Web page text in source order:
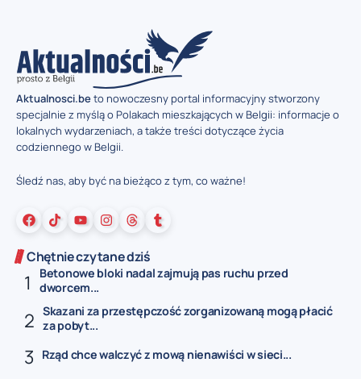
Aktualnosci.beto nowoczesny portal informacyjny stworzony
specjalnie z myślą o Polakach mieszkających w Belgii: informacje o
lokalnych wydarzeniach, a także treści dotyczące życia
codziennego w Belgii.
Śledź nas, aby być na bieżąco z tym, co ważne!
Chętnie czytane dziś
Betonowe bloki nadal zajmują pas ruchu przed
dworcem...
Skazani za przestępczość zorganizowaną mogą płacić
za pobyt...
Rząd chce walczyć z mową nienawiści w sieci...